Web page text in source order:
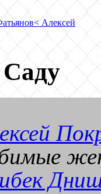
< Алексей